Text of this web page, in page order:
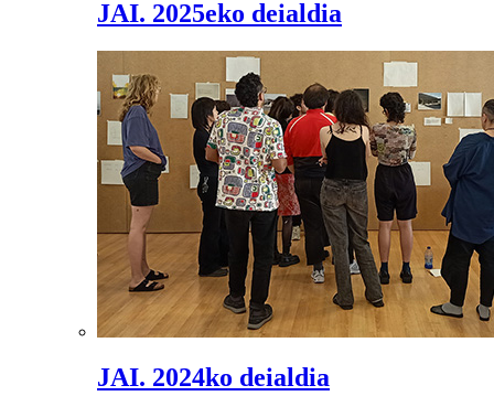
JAI. 2025eko deialdia
JAI. 2024ko deialdia